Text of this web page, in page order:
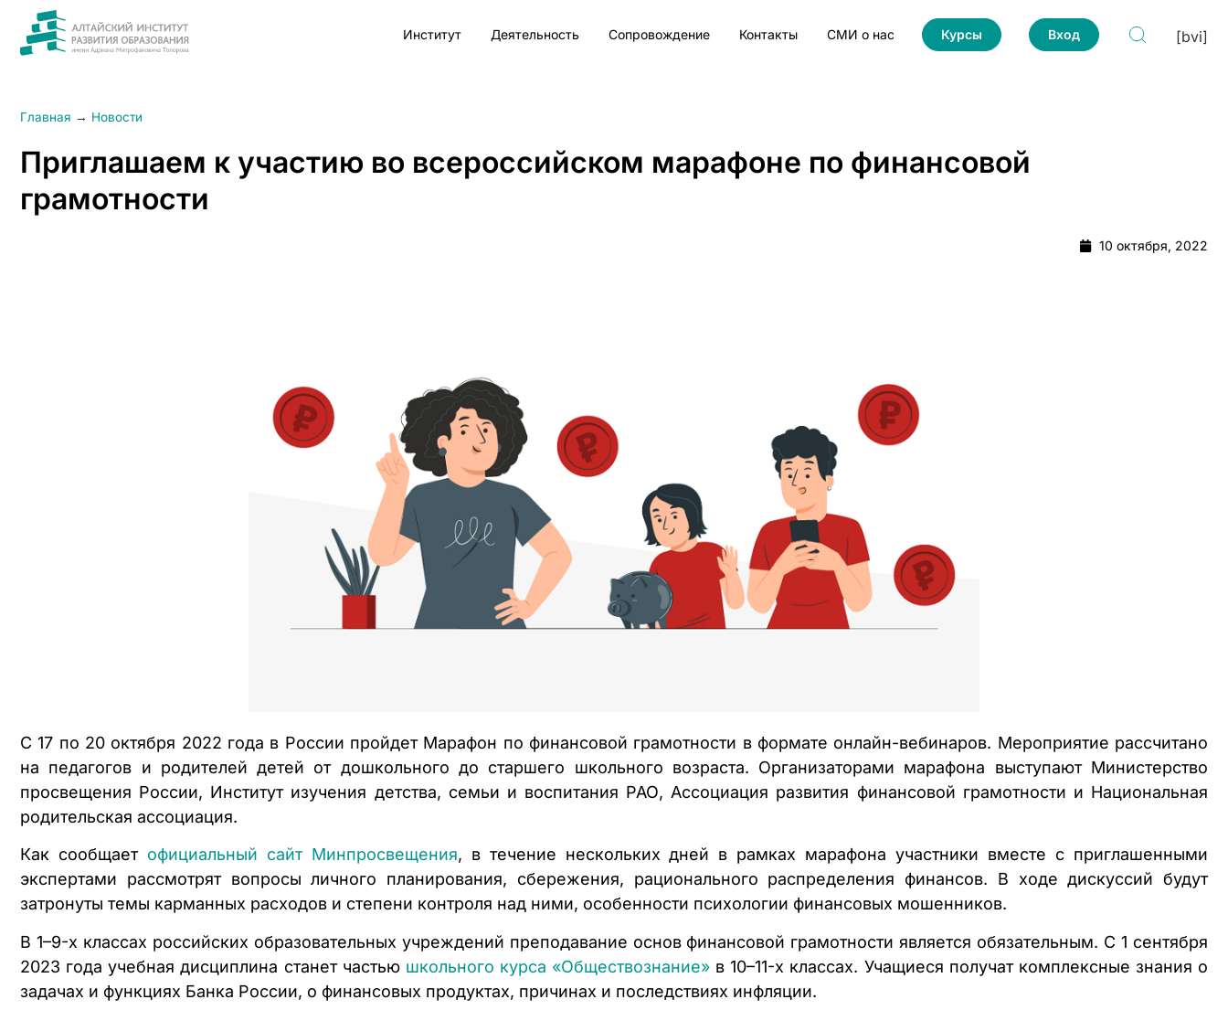
Институт Деятельность Сопровождение Контакты СМИ о нас Курсы Вход [bvi]
Главная → Новости
Приглашаем к участию во всероссийском марафоне по финансовой
грамотности
10 октября, 2022
С 17 по 20 октября 2022 года в России пройдет Марафон по финансовой грамотности в формате онлайн-вебинаров. Мероприятие рассчитано
на педагогов и родителей детей от дошкольного до старшего школьного возраста. Организаторами марафона выступают Министерство
просвещения России, Институт изучения детства, семьи и воспитания РАО, Ассоциация развития финансовой грамотности и Национальная
родительская ассоциация.
Как сообщает официальный сайт Минпросвещения, в течение нескольких дней в рамках марафона участники вместе с приглашенными
экспертами рассмотрят вопросы личного планирования, сбережения, рационального распределения финансов. В ходе дискуссий будут
затронуты темы карманных расходов и степени контроля над ними, особенности психологии финансовых мошенников.
В 1–9-х классах российских образовательных учреждений преподавание основ финансовой грамотности является обязательным. С 1 сентября
2023 года учебная дисциплина станет частью школьного курса «Обществознание» в 10–11-х классах. Учащиеся получат комплексные знания о
задачах и функциях Банка России, о финансовых продуктах, причинах и последствиях инфляции.